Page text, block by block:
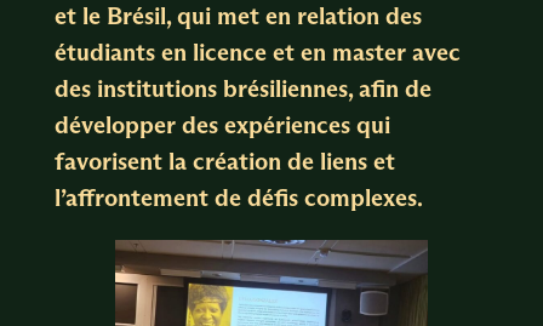
et le Brésil, qui met en relation des
étudiants en licence et en master avec
des institutions brésiliennes, afin de
développer des expériences qui
favorisent la création de liens et
l’affrontement de défis complexes.